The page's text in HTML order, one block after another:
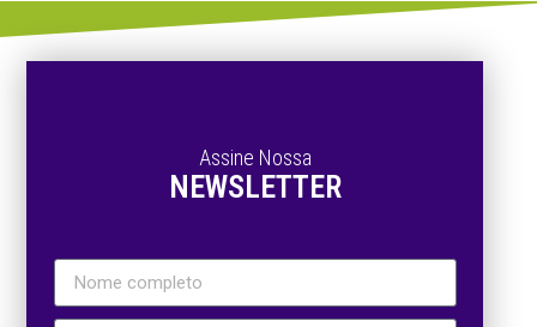
Assine Nossa
NEWSLETTER